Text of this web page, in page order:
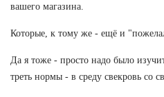
вашего магазина.
Которые, к тому же - ещё и
Да я тоже - просто надо было
треть нормы - в среду свекровь со